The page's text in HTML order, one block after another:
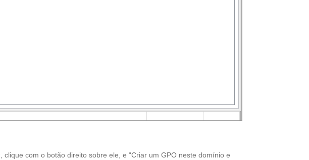
com o botão direito sobre ele, e “Criar um GPO neste domínio e